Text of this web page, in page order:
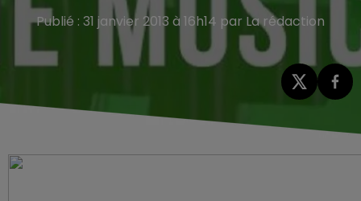
Publié : 31 janvier 2013 à 16h14 par La rédaction